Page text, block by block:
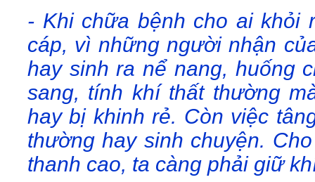
- Khi chữa bệnh cho ai khỏi
cáp, vì những người nhận
hay sinh ra nể nang, huống
sang, tính khí thất thường
hay bị khinh rẻ. Còn việc
thường hay sinh chuyện.
thanh cao, ta càng phải giữ